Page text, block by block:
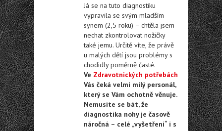
Já se na tuto diagnostiku
vypravila se svým mladším
synem (2,5 roku) – chtěla jsem
nechat zkontrolovat nožičky
také jemu. Určitě víte, že právě
u malých dětí jsou problémy s
chodidly poměrně časté.
Ve Zdravotnických potřebách
Vás čeká velmi milý personál,
který se Vám ochotně věnuje.
Nemusíte se bát, že
diagnostika nohy je časově
náročná – celé „vyšetření“ i s